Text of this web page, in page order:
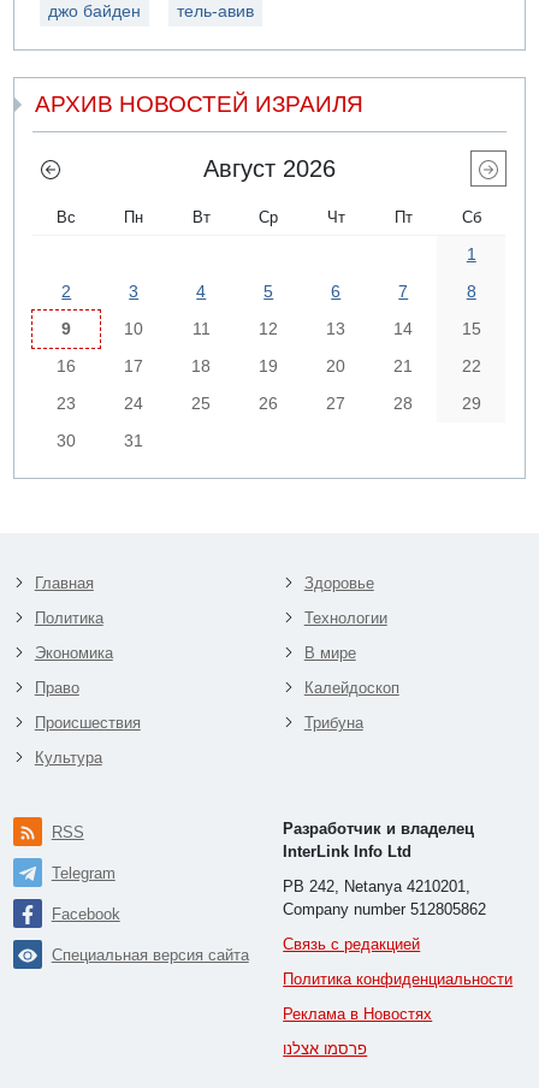
джо байден тель-авив
АРХИВ НОВОСТЕЙ ИЗРАИЛЯ
Август 2026
Вс Пн Вт Ср Чт Пт Сб
1
2
3 4 5 6 7
8
9
10 11 12 13 14
15
16
17 18 19 20 21
22
23
24 25 26 27 28
29
30
31
Главная
Политика
Экономика
Право
Происшествия
Культура
Здоровье
Технологии
В мире
Калейдоскоп
Трибуна
RSS
Telegram
Facebook
Специальная версия сайта
Разработчик и владелец
InterLink Info Ltd
PB 242, Netanya 4210201,
Company number 512805862
Связь с редакцией
Политика конфиденциальности
Реклама в Новостях
פרסמו אצלנו